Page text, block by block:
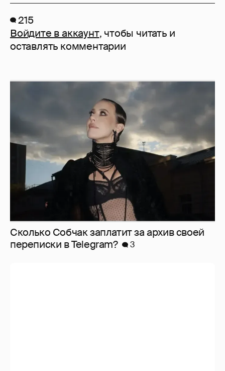
215
Войдите в аккаунт, чтобы читать и
оставлять комментарии
Сколько Собчак заплатит за архив своей
перeписки в Telegram?
3